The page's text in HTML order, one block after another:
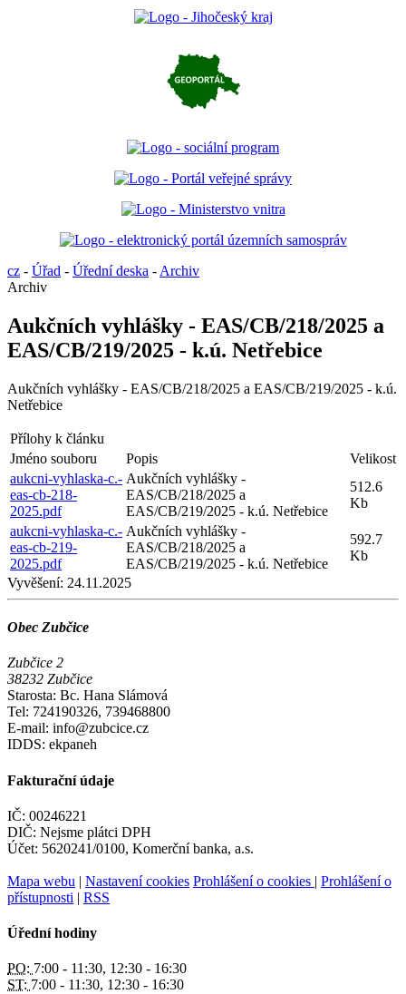
cz - Úřad - Úřední deska - Archiv
Archiv
Aukčních vyhlášky - EAS/CB/218/2025 a
EAS/CB/219/2025 - k.ú. Netřebice
Aukčních vyhlášky - EAS/CB/218/2025 a EAS/CB/219/2025 - k.ú.
Netřebice
Přílohy k článku
Jméno souboru
Popis
Velikost
aukcni-vyhlaska-c.-
eas-cb-218-
2025.pdf
Aukčních vyhlášky -
EAS/CB/218/2025 a
EAS/CB/219/2025 - k.ú. Netřebice
512.6
Kb
aukcni-vyhlaska-c.-
eas-cb-219-
2025.pdf
Aukčních vyhlášky -
EAS/CB/218/2025 a
EAS/CB/219/2025 - k.ú. Netřebice
592.7
Kb
Vyvěšení: 24.11.2025
Obec Zubčice
Zubčice 2
38232 Zubčice
Starosta: Bc. Hana Slámová
Tel: 724190326, 739468800
E-mail: info@zubcice.cz
IDDS: ekpaneh
Fakturační údaje
IČ: 00246221
DIČ: Nejsme plátci DPH
Účet: 5620241/0100, Komerční banka, a.s.
Mapa webu | Nastavení cookies Prohlášení o cookies | Prohlášení o
přístupnosti | RSS
Úřední hodiny
PO: 7:00 - 11:30, 12:30 - 16:30
ST: 7:00 - 11:30, 12:30 - 16:30